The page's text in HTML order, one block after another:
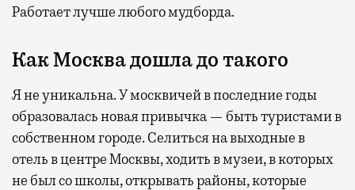
Работает лучше любого мудборда.
Как Москва дошла до такого
Я не уникальна. У москвичей в последние годы
образовалась новая привычка — быть туристами в
собственном городе. Селиться на выходные в
отель в центре Москвы, ходить в музеи, в которых
не был со школы, открывать районы, которые